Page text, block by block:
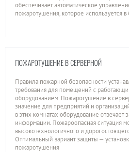
обеспечивает автоматическое
пожаротушения, которое используется
ПОЖАРОТУШЕНИЕ В СЕРВЕРНОЙ
Правила пожарной безопасности
требования для помещений с
оборудованием. Пожаротушение в
значение для предприятий и
в этих комнатах оборудование отвечает
информации. Пожароопасная ситуация
высокотехнологичного и
Оптимальный вариант защиты —
пожаротушения